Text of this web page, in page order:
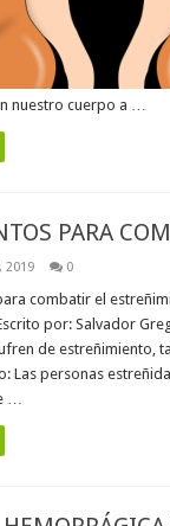
nuestro cuerpo a …
PARA
2019 0
combatir el
por: Salvador
de estreñimiento,
Las personas
…